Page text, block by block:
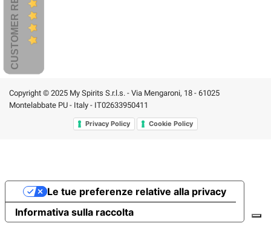
Copyright © 2025 My Spirits S.r.l.s. - Via Mengaroni, 18 - 61025
Montelabbate PU - Italy - IT02633950411
Privacy Policy Cookie Policy
Informativa sulla raccolta
Le tue preferenze relative alla privacy